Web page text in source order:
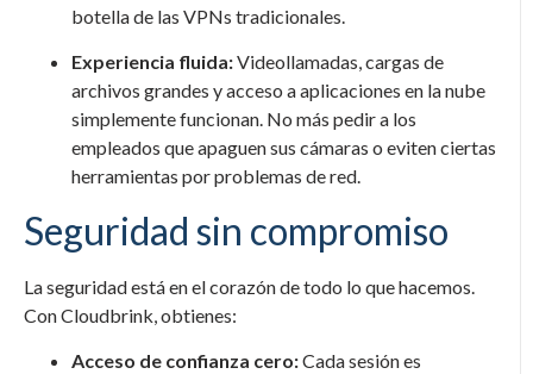
botella de las VPNs tradicionales.
Experiencia fluida:Videollamadas, cargas de
archivos grandes y acceso a aplicaciones en la nube
simplemente funcionan. No más pedir a los
empleados que apaguen sus cámaras o eviten ciertas
herramientas por problemas de red.
Seguridad sin compromiso
La seguridad está en el corazón de todo lo que hacemos.
Con Cloudbrink, obtienes:
Acceso de confianza cero:Cada sesión es